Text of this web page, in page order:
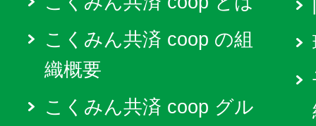
こくみん共済 coop の組
織概要
こくみん共済 coop グル